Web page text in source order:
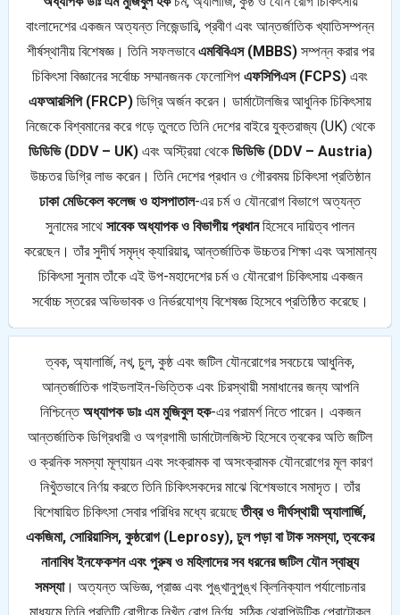
বাংলাদেশের একজন অত্যন্ত লিজেন্ডারি, প্রবীণ এবং আন্তর্জাতিক খ্যাতিসম্পন্ন
শীর্ষস্থানীয় বিশেষজ্ঞ। তিনি সফলভাবেএমবিবিএস (MBBS)সম্পন্ন করার পর
চিকিৎসা বিজ্ঞানের সর্বোচ্চ সম্মানজনক ফেলোশিপ এফসিপিএস (FCPS) এবং
এফআরসিপি (FRCP) ডিগ্রি অর্জন করেন। ডার্মাটোলজির আধুনিক চিকিৎসায়
নিজেকে বিশ্বমানের করে গড়ে তুলতে তিনি দেশের বাইরে যুক্তরাজ্য (UK) থেকে
ডিডিভি (DDV – UK)এবং অস্ট্রিয়া থেকে ডিডিভি (DDV – Austria)
উচ্চতর ডিগ্রি লাভ করেন। তিনি দেশের প্রধান ও গৌরবময় চিকিৎসা প্রতিষ্ঠান
ঢাকা মেডিকেল কলেজ ও হাসপাতাল-এর চর্ম ও যৌনরোগ বিভাগে অত্যন্ত
সুনামের সাথে সাবেক অধ্যাপক ও বিভাগীয় প্রধানহিসেবে দায়িত্ব পালন
করেছেন। তাঁর সুদীর্ঘ সমৃদ্ধ ক্যারিয়ার, আন্তর্জাতিক উচ্চতর শিক্ষা এবং অসামান্য
চিকিৎসা সুনাম তাঁকে এই উপ-মহাদেশের চর্ম ও যৌনরোগ চিকিৎসায় একজন
সর্বোচ্চ স্তরের অভিভাবক ও নির্ভরযোগ্য বিশেষজ্ঞ হিসেবে প্রতিষ্ঠিত করেছে।
ত্বক, অ্যালার্জি, নখ, চুল, কুষ্ঠ এবং জটিল যৌনরোগের সবচেয়ে আধুনিক,
আন্তর্জাতিক গাইডলাইন-ভিত্তিক এবং চিরস্থায়ী সমাধানের জন্য আপনি
নিশ্চিন্তেঅধ্যাপক ডাঃ এম মুজিবুল হক-এর পরামর্শ নিতে পারেন। একজন
আন্তর্জাতিক ডিগ্রিধারী ও অগ্রগামী ডার্মাটোলজিস্ট হিসেবে ত্বকের অতি জটিল
ও ক্রনিক সমস্যা মূল্যায়ন এবং সংক্রামক বা অসংক্রামক যৌনরোগের মূল কারণ
নিখুঁতভাবে নির্ণয় করতে তিনি চিকিৎসকদের মাঝে বিশেষভাবে সমাদৃত। তাঁর
বিশেষায়িত চিকিৎসা সেবার পরিধির মধ্যে রয়েছেতীব্র ও দীর্ঘস্থায়ী অ্যালার্জি,
একজিমা, সোরিয়াসিস, কুষ্ঠরোগ (Leprosy), চুল পড়া বা টাক সমস্যা, ত্বকের
নানাবিধ ইনফেকশন এবং পুরুষ ও মহিলাদের সব ধরনের জটিল যৌন স্বাস্থ্য
সমস্যা। অত্যন্ত অভিজ্ঞ, প্রাজ্ঞ এবং পুঙ্খানুপুঙ্খ ক্লিনিক্যাল পর্যালোচনার
মাধ্যমে তিনি প্রতিটি রোগীকে নিখুঁত রোগ নির্ণয়, সঠিক থেরাপিউটিক প্রোটোকল